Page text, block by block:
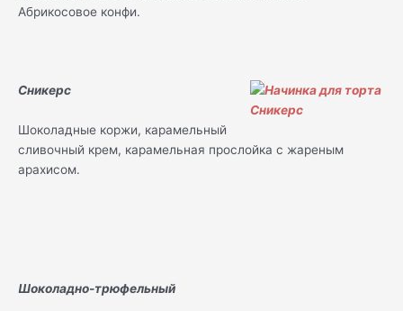
Абрикосовое конфи.
Сникерс
Шоколадные коржи, карамельный
сливочный крем, карамельная прослойка с жареным
арахисом.
Шоколадно-трюфельный